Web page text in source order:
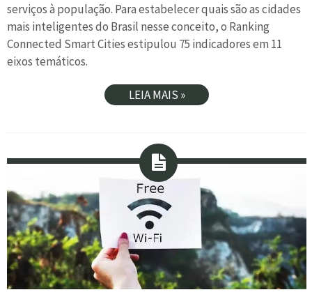
serviços à população. Para estabelecer quais são as cidades
mais inteligentes do Brasil nesse conceito, o Ranking
Connected Smart Cities estipulou 75 indicadores em 11
eixos temáticos.
LEIA MAIS »